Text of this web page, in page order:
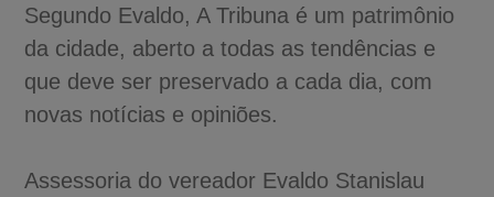
Segundo Evaldo, A Tribuna é um patrimônio
da cidade, aberto a todas as tendências e
que deve ser preservado a cada dia, com
novas notícias e opiniões.
Assessoria do vereador Evaldo Stanislau